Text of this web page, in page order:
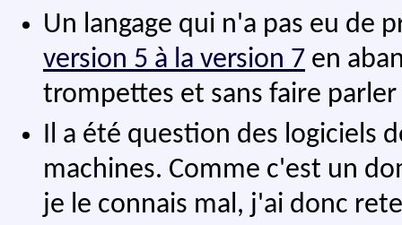
Un langage qui n'a pas eu de
version 5 à la version 7 en
trompettes et sans faire
Il a été question des logiciels
machines. Comme c'est un
je le connais mal, j'ai donc